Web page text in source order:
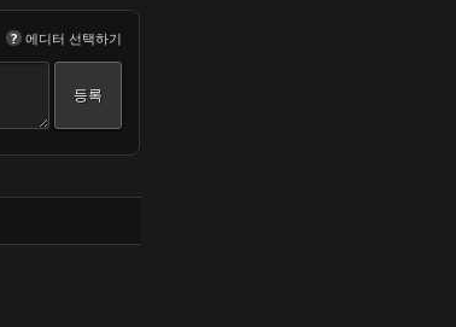
? 에디터 선택하기